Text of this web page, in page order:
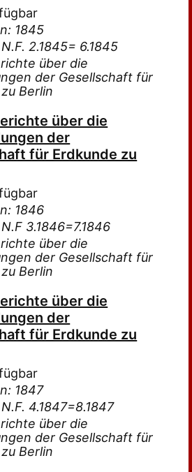
1845
2.1845= 6.1845
über die
der Gesellschaft für
Berlin
über die
der
für Erdkunde zu
1846
3.1846=7.1846
über die
der Gesellschaft für
Berlin
über die
der
für Erdkunde zu
1847
4.1847=8.1847
über die
der Gesellschaft für
Berlin